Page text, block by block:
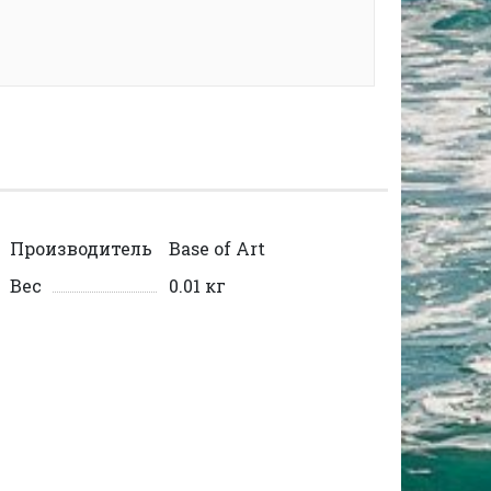
Производитель
Base of Art
Вес
0.01 кг